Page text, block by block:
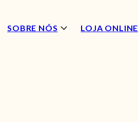
SOBRE NÓS LOJA ONLINE